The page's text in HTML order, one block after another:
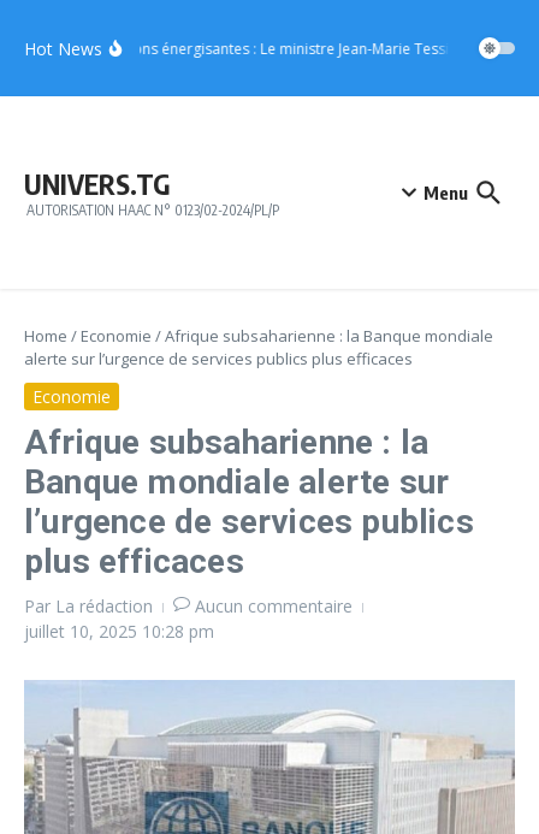
Hot NewsBoissons énergisantes : Le ministre Jean-Marie Tessi adresse un
UNIVERS.TG
AUTORISATION HAAC N° 0123/02-2024/PL/P
Menu
Home / Economie /Afrique subsaharienne : la Banque mondiale
alerte sur l’urgence de services publics plus efficaces
Economie
Afrique subsaharienne : la
Banque mondiale alerte sur
l’urgence de services publics
plus efficaces
Par La rédaction
Aucun commentaire
juillet 10, 2025 10:28 pm